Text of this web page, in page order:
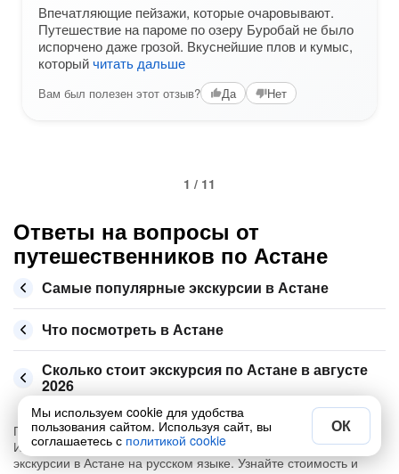
Впечатляющие пейзажи, которые очаровывают.
Путешествие на пароме по озеру Буробай не было
испорчено даже грозой. Вкуснейшие плов и кумыс,
которыйчитать дальше
Вам был полезен этот отзыв? Да Нет
1 / 11
Ответы на вопросы от
путешественников по Астане
Самые популярные экскурсии в Астане
Что посмотреть в Астане
Сколько стоит экскурсия по Астане в августе
2026
Приглашаем вас открыть Астану через наши экскурсии.
Исследуйте столицу Казахстана с комфортом, выбрав
экскурсии в Астане на русском языке. Узнайте стоимость и
Мы используем cookie для удобства
пользования сайтом. Используя сайт, вы
соглашаетесь с политикой cookie
ОК